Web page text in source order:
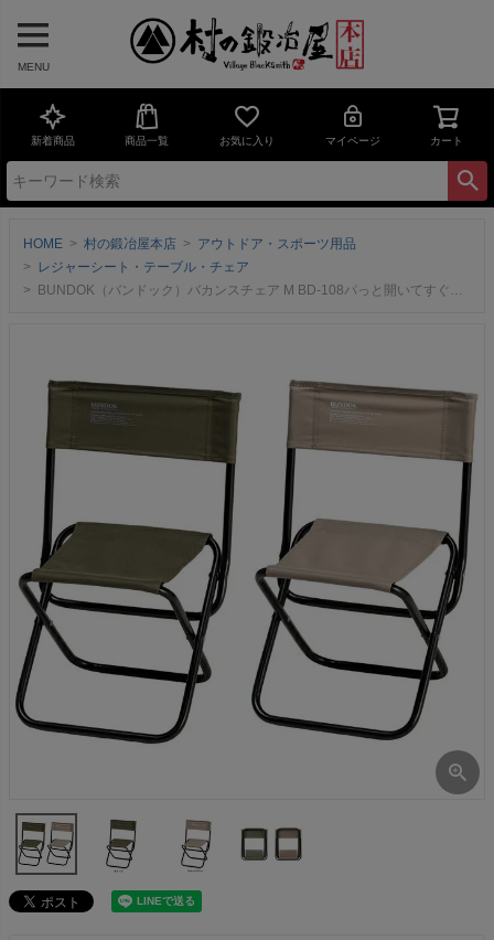
MENU
新着商品 商品一覧 お気に入り マイページ カート
HOME 村の鍛冶屋本店
アウトドア・スポーツ用品
レジャーシート・テーブル・チェア
BUNDOK（バンドック）バカンスチェア M BD-108パっと開いてすぐ使えるバカンスチェア【頑張って送料無料】